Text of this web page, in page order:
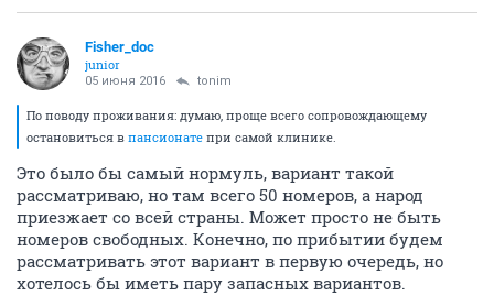
Fisher_doc
junior
05 июня 2016 tonim
По поводу проживания: думаю, проще всего сопровождающему
остановиться в пансионате при самой клинике.
Это было бы самый нормуль, вариант такой
рассматриваю, но там всего 50 номеров, а народ
приезжает со всей страны. Может просто не быть
номеров свободных. Конечно, по прибытии будем
рассматривать этот вариант в первую очередь, но
хотелось бы иметь пару запасных вариантов.